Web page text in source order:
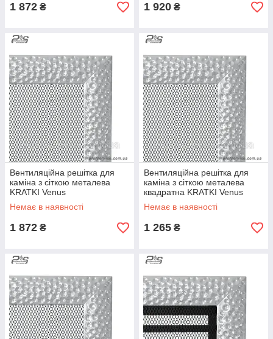
1 872 ₴ 1 920 ₴
Вентиляційна решітка для
каміна з сіткою металева
KRATKI Venus
никелированый 17х30 см
Немає в наявності
1 872 ₴
Вентиляційна решітка для
каміна з сіткою металева
квадратна KRATKI Venus
никелированый 17х17 см
Немає в наявності
1 265 ₴